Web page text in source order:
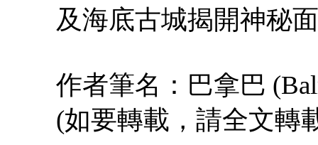
及海底古城揭開神秘
作者筆名：巴拿巴
(如要轉載，請全文轉